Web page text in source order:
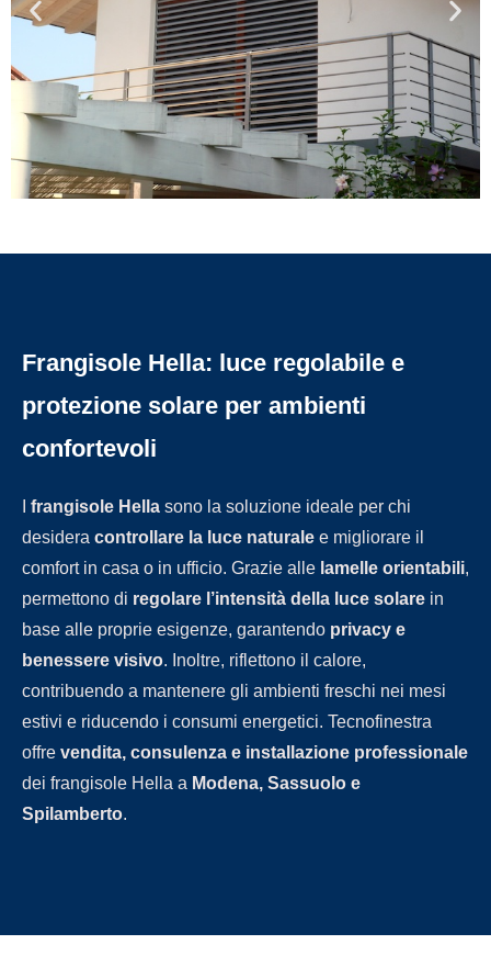
Frangisole Hella: luce regolabile e
protezione solare per ambienti
confortevoli
frangisole Hella sono la soluzione ideale per chi
desidera controllare la luce naturale e migliorare il
comfort in casa o in ufficio. Grazie alle lamelle orientabili,
permettono di regolare l’intensità della luce solare in
base alle proprie esigenze, garantendo privacy e
benessere visivo. Inoltre, riflettono il calore,
contribuendo a mantenere gli ambienti freschi nei mesi
estivi e riducendo i consumi energetici. Tecnofinestra
offre vendita, consulenza e installazione professionale
dei frangisole Hella a Modena, Sassuolo e
Spilamberto.